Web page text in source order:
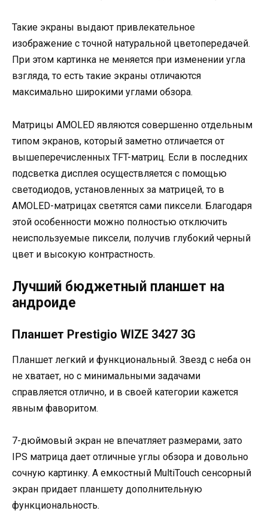
Такие экраны выдают привлекательное
изображение с точной натуральной цветопередачей.
При этом картинка не меняется при изменении угла
взгляда, то есть такие экраны отличаются
максимально широкими углами обзора.
Матрицы AMOLED являются совершенно отдельным
типом экранов, который заметно отличается от
вышеперечисленных TFT-матриц. Если в последних
подсветка дисплея осуществляется с помощью
светодиодов, установленных за матрицей, то в
AMOLED-матрицах светятся сами пиксели. Благодаря
этой особенности можно полностью отключить
неиспользуемые пиксели, получив глубокий черный
цвет и высокую контрастность.
Лучший бюджетный планшет на
андроиде
Планшет Prestigio WIZE 3427 3G
Планшет легкий и функциональный. Звезд с неба он
не хватает, но с минимальными задачами
справляется отлично, и в своей категории кажется
явным фаворитом.
7-дюймовый экран не впечатляет размерами, зато
IPS матрица дает отличные углы обзора и довольно
сочную картинку. А емкостный MultiTouch сенсорный
экран придает планшету дополнительную
функциональность.